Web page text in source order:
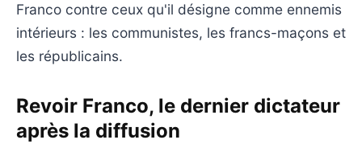
Franco contre ceux qu'il désigne comme ennemis
intérieurs : les communistes, les francs-maçons et
les républicains.
Revoir Franco, le dernier dictateur
après la diffusion